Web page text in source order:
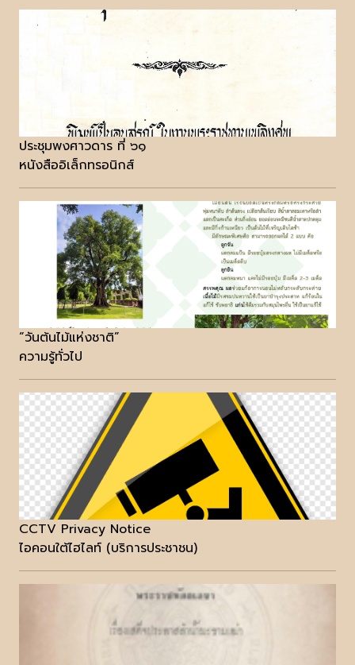
ประชุมพงศาวดาร ที่ ๖๑
หนังสืออิเล็กทรอนิกส์
“วันต้นไม้แห่งชาติ”
ความรู้ทั่วไป
CCTV Privacy Notice
ไอคอนใต้ไฮไลท์ (บริการประชาชน)